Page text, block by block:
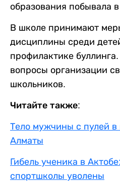
образования побывала
В школе принимают
дисциплины среди
профилактике
вопросы организации
школьников.
Читайте также:
Тело мужчины с пулей в
Алматы
Гибель ученика в
спортшколы уволены